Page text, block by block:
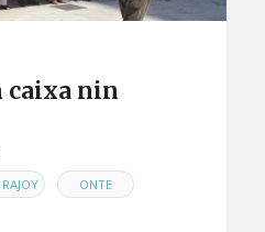
caixa nin
, ONTE ,